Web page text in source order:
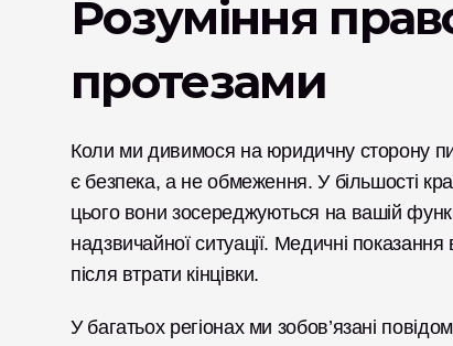
Розуміння
протезами
Коли ми дивимося на юридичну сторону
є безпека, а не обмеження. У більшості
цього вони зосереджуються на вашій
надзвичайної ситуації. Медичні
після втрати кінцівки.
У багатьох регіонах ми зобов’язані